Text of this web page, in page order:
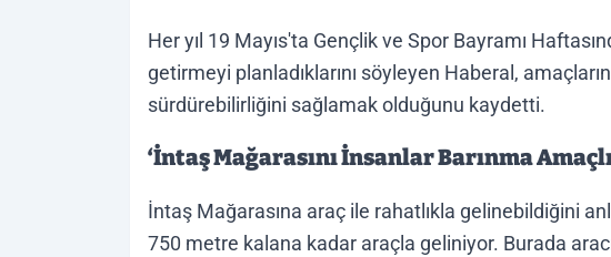
Her yıl 19 Mayıs'ta Gençlik ve Spor Bayramı
getirmeyi planladıklarını söyleyen Haberal,
sürdürebilirliğini sağlamak olduğunu kaydetti.
‘İntaş Mağarasını İnsanlar Barınma
İntaş Mağarasına araç ile rahatlıkla gelinebildiğini
750 metre kalana kadar araçla geliniyor. Burada